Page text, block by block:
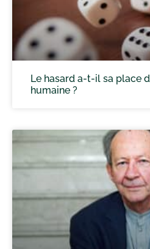
Le hasard a-t-il sa place
humaine ?